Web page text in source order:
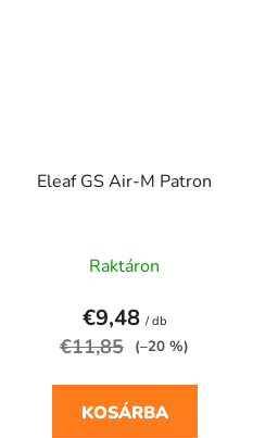
Eleaf GS Air-M Patron
Raktáron
€9,48 / db
€11,85 (–20 %)
KOSÁRBA